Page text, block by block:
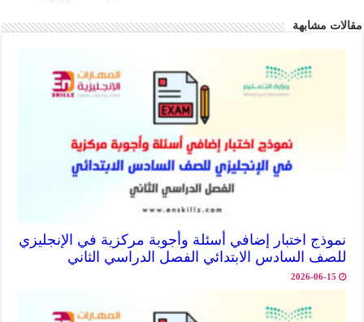
مقالات مشابهة
نموذج اختبار إضافي أسئلة وأجوبة مركزية في الإنجليزي
للصف السادس الابتدائي الفصل الدراسي الثاني
2026-06-15